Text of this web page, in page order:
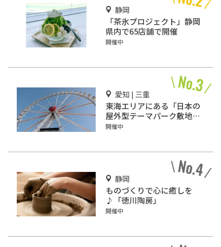
静岡
「茶氷プロジェクト」静岡
県内で65店舗で開催
開催中
愛知 | 三重
東海エリアにある「日本の
屋外型テーマパーク敷地面
積ランキング」入りしてい
開催中
静岡
ものづくりで心に癒しを
♪「徳川陶房」
開催中